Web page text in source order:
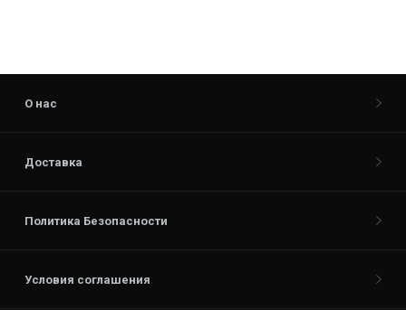
О нас
Доставка
Политика Безопасности
Условия соглашения